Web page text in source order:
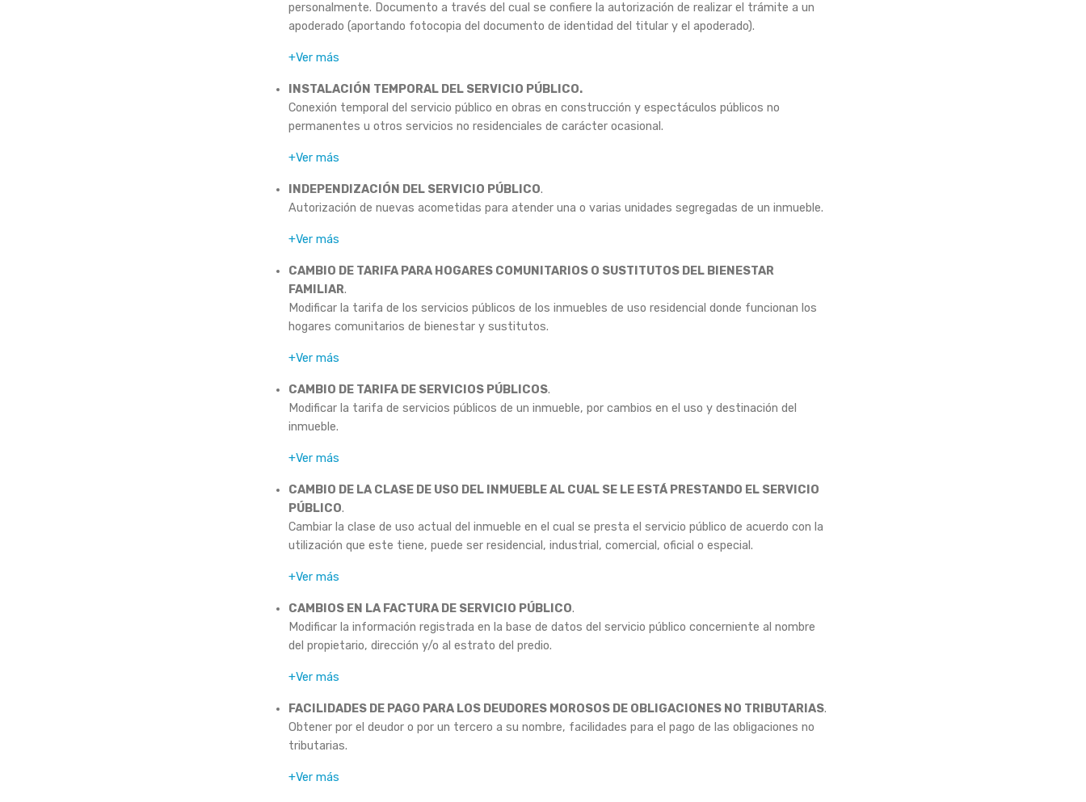
personalmente. Documento a través del cual se confiere la autorización de realizar el trámite a un
apoderado (aportando fotocopia del documento de identidad del titular y el apoderado).
+Ver más
INSTALACIÓN TEMPORAL DEL SERVICIO PÚBLICO.
Conexión temporal del servicio público en obras en construcción y espectáculos públicos no
permanentes u otros servicios no residenciales de carácter ocasional.
+Ver más
INDEPENDIZACIÓN DEL SERVICIO PÚBLICO.
Autorización de nuevas acometidas para atender una o varias unidades segregadas de un inmueble.
+Ver más
CAMBIO DE TARIFA PARA HOGARES COMUNITARIOS O SUSTITUTOS DEL BIENESTAR
FAMILIAR.
Modificar la tarifa de los servicios públicos de los inmuebles de uso residencial donde funcionan los
hogares comunitarios de bienestar y sustitutos.
+Ver más
CAMBIO DE TARIFA DE SERVICIOS PÚBLICOS.
Modificar la tarifa de servicios públicos de un inmueble, por cambios en el uso y destinación del
inmueble.
+Ver más
CAMBIO DE LA CLASE DE USO DEL INMUEBLE AL CUAL SE LE ESTÁ PRESTANDO EL SERVICIO
PÚBLICO.
Cambiar la clase de uso actual del inmueble en el cual se presta el servicio público de acuerdo con la
utilización que este tiene, puede ser residencial, industrial, comercial, oficial o especial.
+Ver más
CAMBIOS EN LA FACTURA DE SERVICIO PÚBLICO.
Modificar la información registrada en la base de datos del servicio público concerniente al nombre
del propietario, dirección y/o al estrato del predio.
+Ver más
FACILIDADES DE PAGO PARA LOS DEUDORES MOROSOS DE OBLIGACIONES NO TRIBUTARIAS.
Obtener por el deudor o por un tercero a su nombre, facilidades para el pago de las obligaciones no
tributarias.
+Ver más